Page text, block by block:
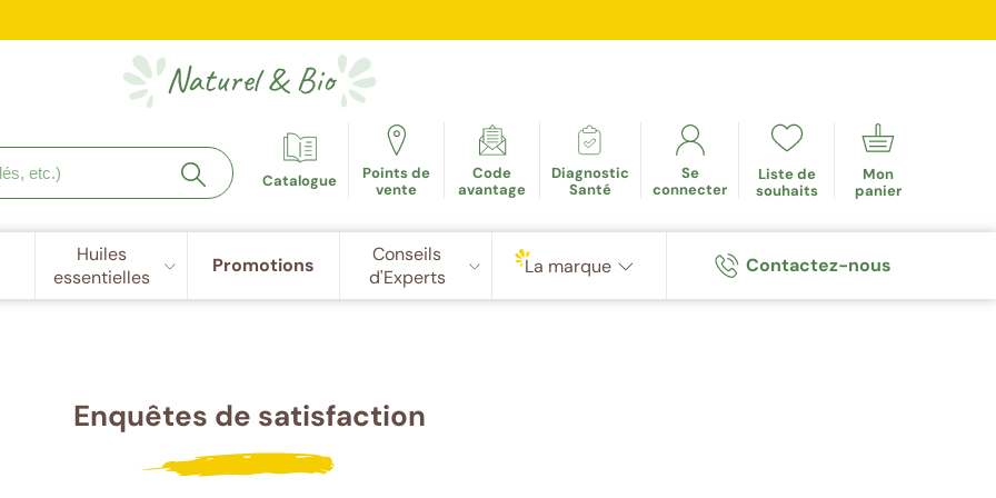
fidélité récompensée : 5€ de réduction dès 100 points cumulés
Naturel&Bio
Catalogue
Points de
vente
Code
avantage
Diagnostic
Santé
Se
connecter
Liste de
souhaits
Mon
panier
Huiles
essentielles
Promotions
Conseils
d'Experts
La marque Contactez-nous
Enquêtes de satisfaction